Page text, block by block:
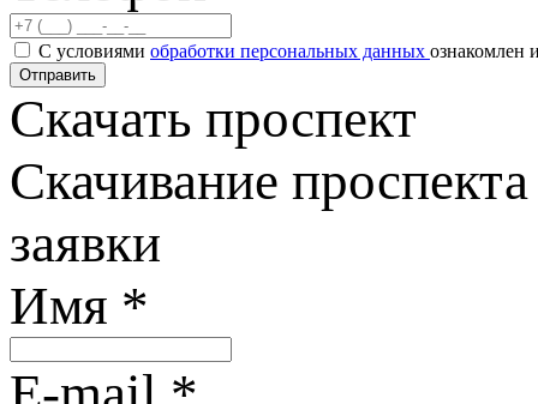
С условиями обработки персональных данных ознакомлен
Отправить
Cкачать проспект
Скачивание
заявки
Имя *